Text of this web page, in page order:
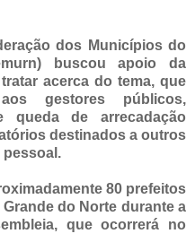
dos Municípios do
buscou apoio da
acerca do tema, que
gestores públicos,
queda de arrecadação
destinados a outros
pessoal.
80 prefeitos
do Norte durante a
que ocorrerá no